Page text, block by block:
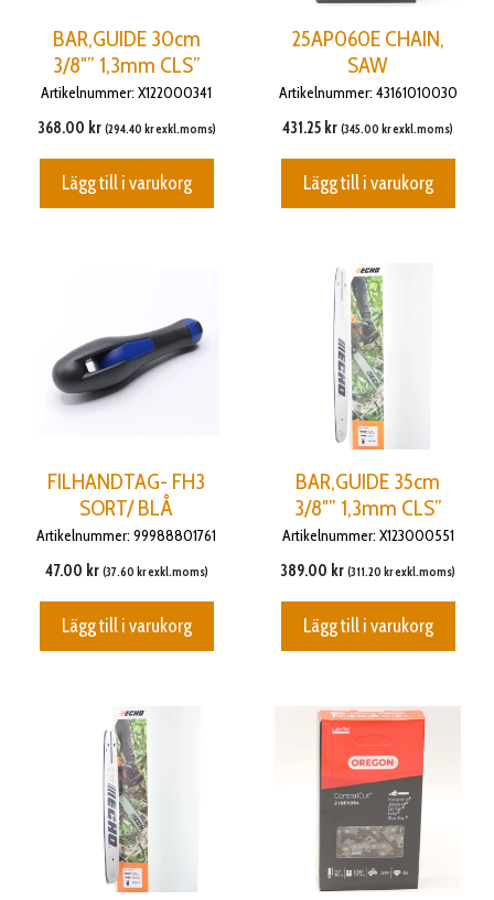
BAR,GUIDE 30cm
3/8″” 1,3mm CLS”
Artikelnummer: X122000341
368.00 kr (294.40 krexkl.moms)
Lägg till i varukorg
25AP060E CHAIN,
SAW
Artikelnummer: 43161010030
431.25 kr (345.00 krexkl.moms)
Lägg till i varukorg
FILHANDTAG- FH3
SORT/ BLÅ
Artikelnummer: 99988801761
47.00 kr (37.60 krexkl.moms)
Lägg till i varukorg
BAR,GUIDE 35cm
3/8″” 1,3mm CLS”
Artikelnummer: X123000551
389.00 kr (311.20 krexkl.moms)
Lägg till i varukorg